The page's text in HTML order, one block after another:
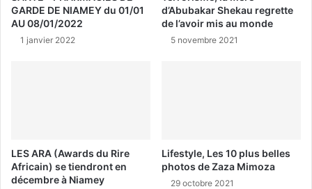
GARDE DE NIAMEY du 01/01
AU 08/01/2022
1 janvier 2022
d’Abubakar Shekau regrette
de l’avoir mis au monde
5 novembre 2021
LES ARA (Awards du Rire
Africain) se tiendront en
décembre à Niamey
Lifestyle, Les 10 plus belles
photos de Zaza Mimoza
29 octobre 2021